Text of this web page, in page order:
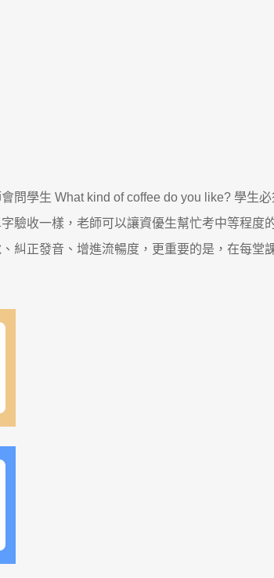
問學生 What kind of coffee do you like? 學生必
驗收一樣，老師可以讓資優生幫忙考中等程度
糾正發音、增進流暢度，更重要的是，在每堂